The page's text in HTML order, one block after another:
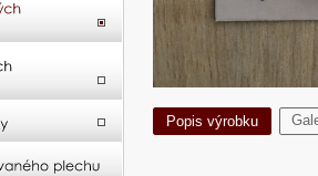
Popis výrobku